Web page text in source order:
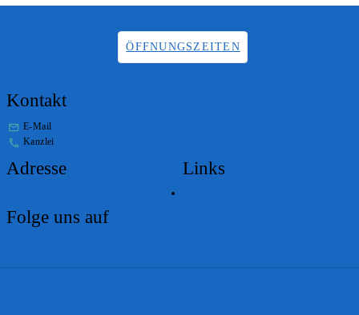
ÖFFNUNGSZEITEN
Kontakt
E-Mail
Kanzlei
Adresse Links
Folge uns auf